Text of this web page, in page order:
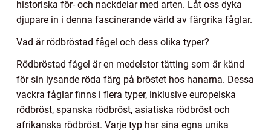
historiska för- och nackdelar med arten. Låt oss dyka
djupare in i denna fascinerande värld av färgrika fåglar.
Vad är rödbröstad fågel och dess olika typer?
Rödbröstad fågel är en medelstor tätting som är känd
för sin lysande röda färg på bröstet hos hanarna. Dessa
vackra fåglar finns i flera typer, inklusive europeiska
rödbröst, spanska rödbröst, asiatiska rödbröst och
afrikanska rödbröst. Varje typ har sina egna unika